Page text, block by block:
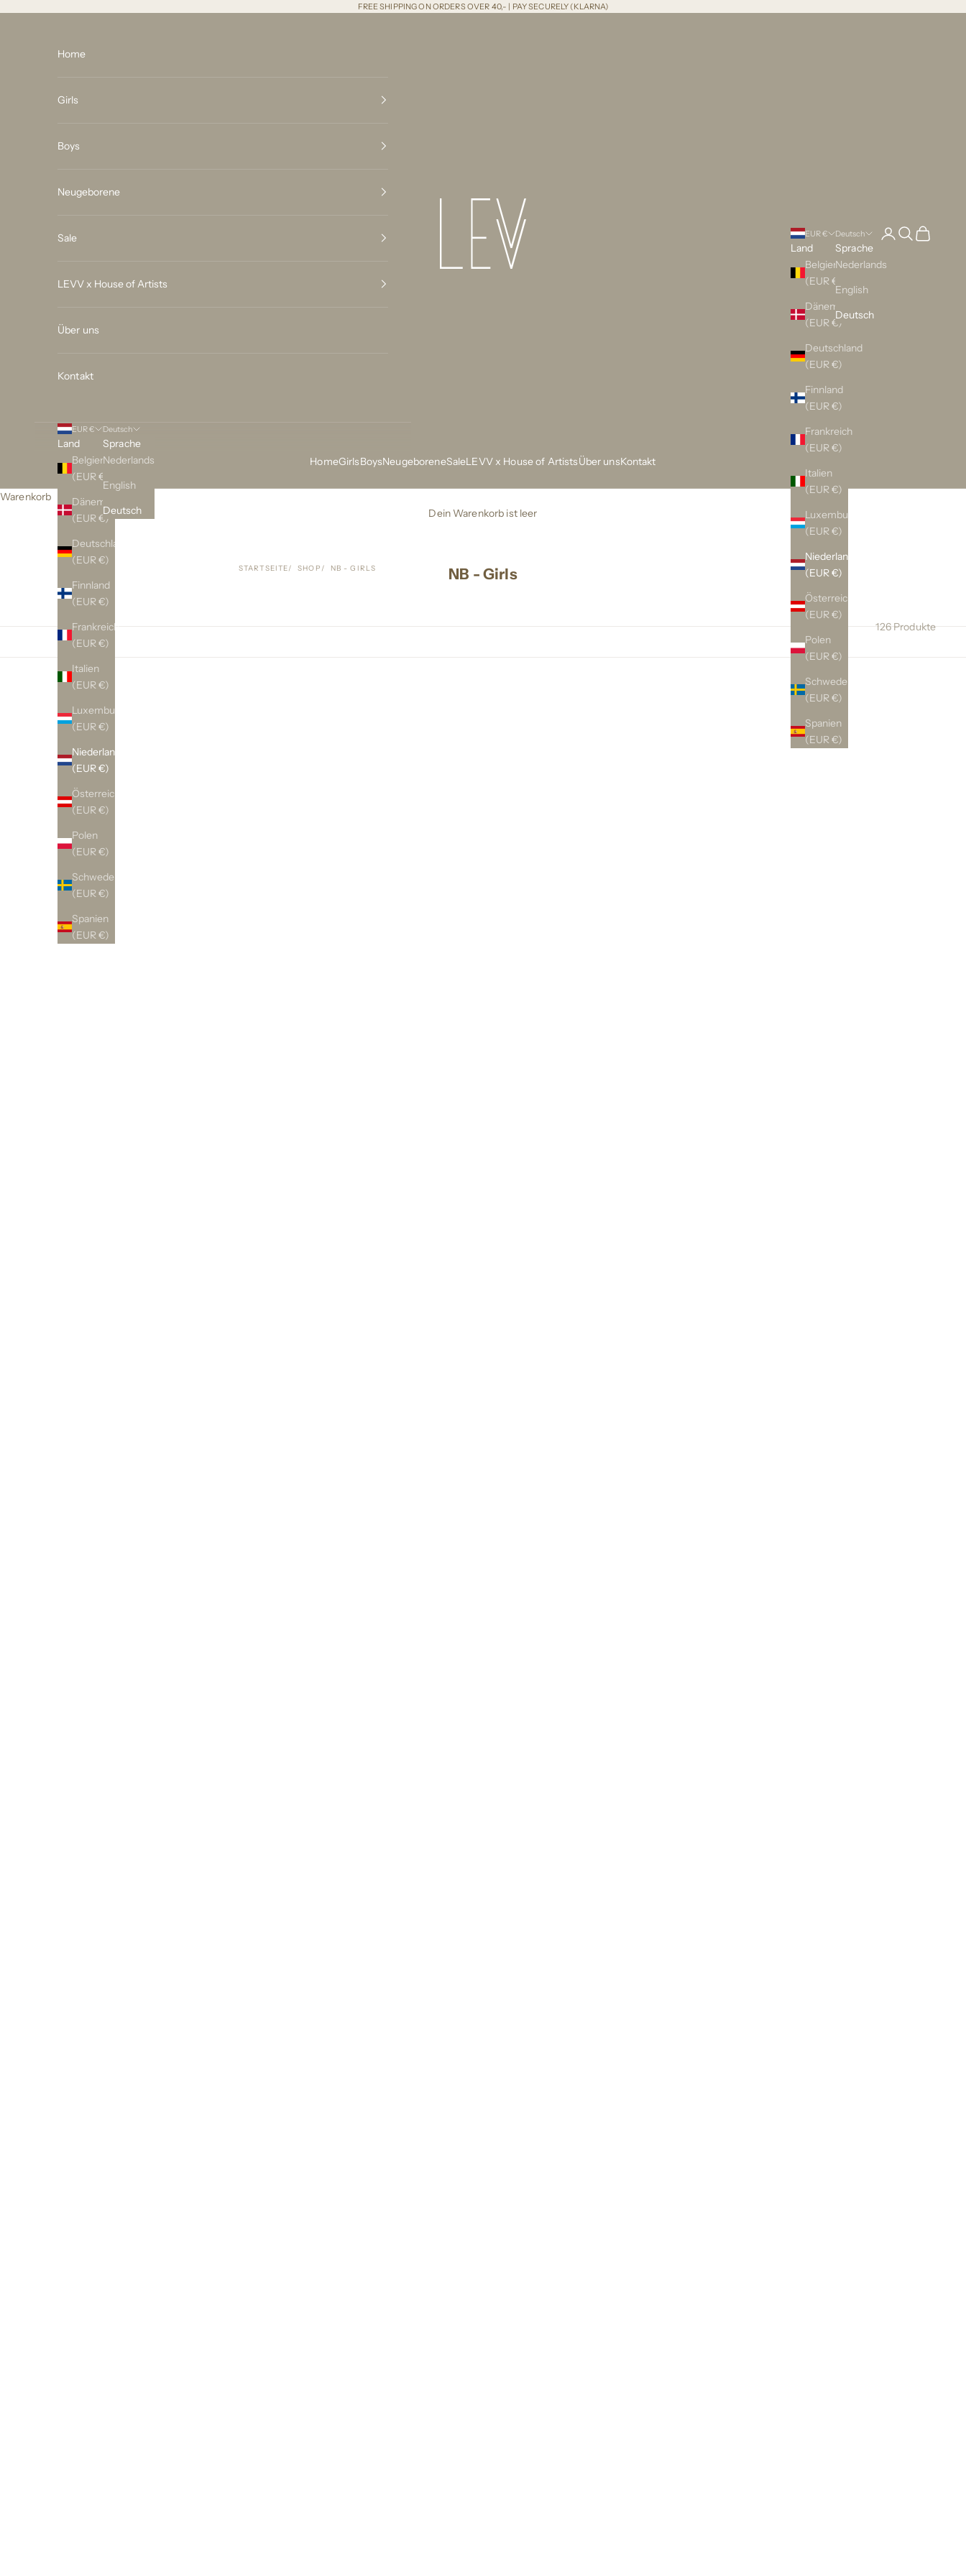
FREE SHIPPING ON ORDERS OVER 40,- | PAY SECURELY (KLARNA)
LEVV Labels
HomeGirlsBoysNeugeboreneSaleLEVV x House of ArtistsÜber unsKontakt
EUR €
Land
Belgien
(EUR €)
Dänemark
(EUR €)
Deutschland
(EUR €)
Finnland
(EUR €)
Frankreich
(EUR €)
Italien
(EUR €)
Luxemburg
(EUR €)
Niederlande
(EUR €)
Österreich
(EUR €)
Polen
(EUR €)
Schweden
(EUR €)
Spanien
(EUR €)
Deutsch
Sprache
Nederlands
English
Deutsch
Anmelden
SuchenWarenkorb
Home
Girls
Boys
Neugeborene
Sale
LEVV x House of Artists
Über uns
Kontakt
EUR €
Land
Belgien
(EUR €)
Dänemark
(EUR €)
Deutschland
(EUR €)
Finnland
(EUR €)
Frankreich
(EUR €)
Italien
(EUR €)
Luxemburg
(EUR €)
Niederlande
(EUR €)
Österreich
(EUR €)
Polen
(EUR €)
Schweden
(EUR €)
Spanien
(EUR €)
Deutsch
Sprache
Nederlands
English
Deutsch
Warenkorb
Dein Warenkorb ist leer
STARTSEITE SHOP NB - GIRLS NB - Girls
126 Produkte